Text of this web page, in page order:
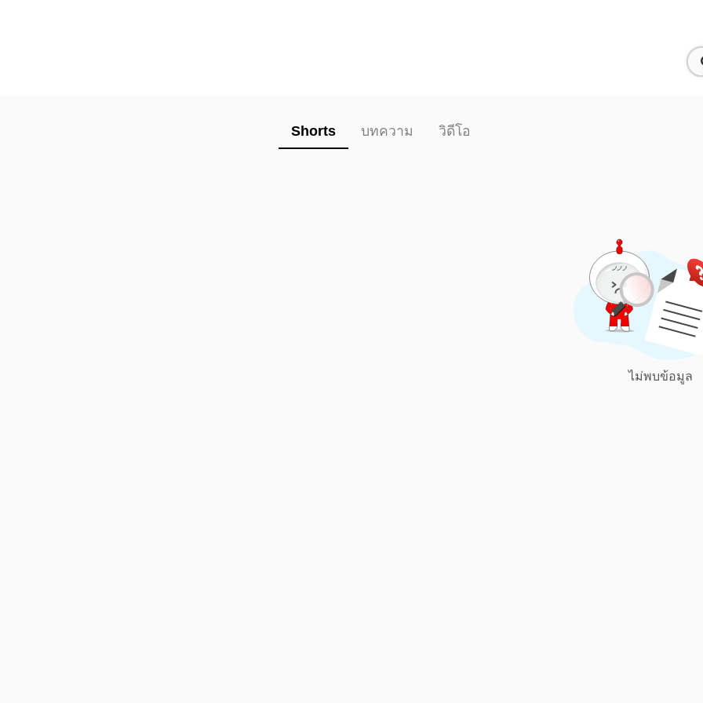
Shorts บทความ วิดีโอ
ไม่พบข้อมูล